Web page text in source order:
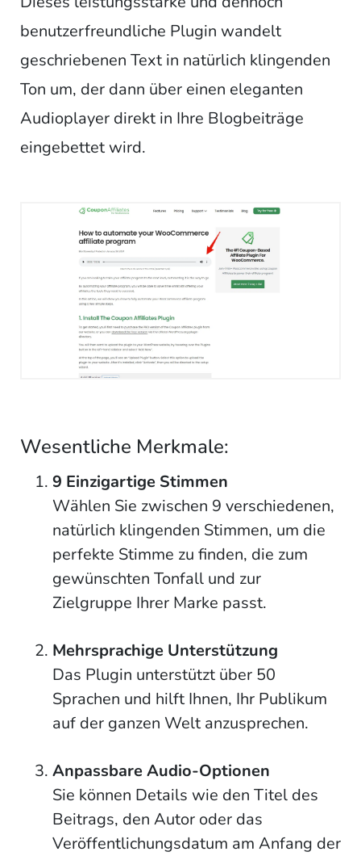
benutzerfreundliche Plugin wandelt
geschriebenen Text in natürlich klingenden
Ton um, der dann über einen eleganten
Audioplayer direkt in Ihre Blogbeiträge
eingebettet wird.
Wesentliche Merkmale:
9 Einzigartige Stimmen
Wählen Sie zwischen 9 verschiedenen,
natürlich klingenden Stimmen, um die
perfekte Stimme zu finden, die zum
gewünschten Tonfall und zur
Zielgruppe Ihrer Marke passt.
Mehrsprachige Unterstützung
Das Plugin unterstützt über 50
Sprachen und hilft Ihnen, Ihr Publikum
auf der ganzen Welt anzusprechen.
Anpassbare Audio-Optionen
Sie können Details wie den Titel des
Beitrags, den Autor oder das
Veröffentlichungsdatum am Anfang der